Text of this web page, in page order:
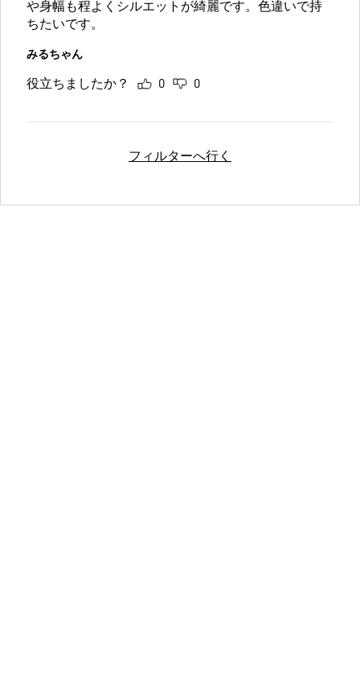
や身幅も程よくシルエットが綺麗です。色違いで持
ちたいです。
みるちゃん
役立ちましたか？ 0 0
フィルターへ行く